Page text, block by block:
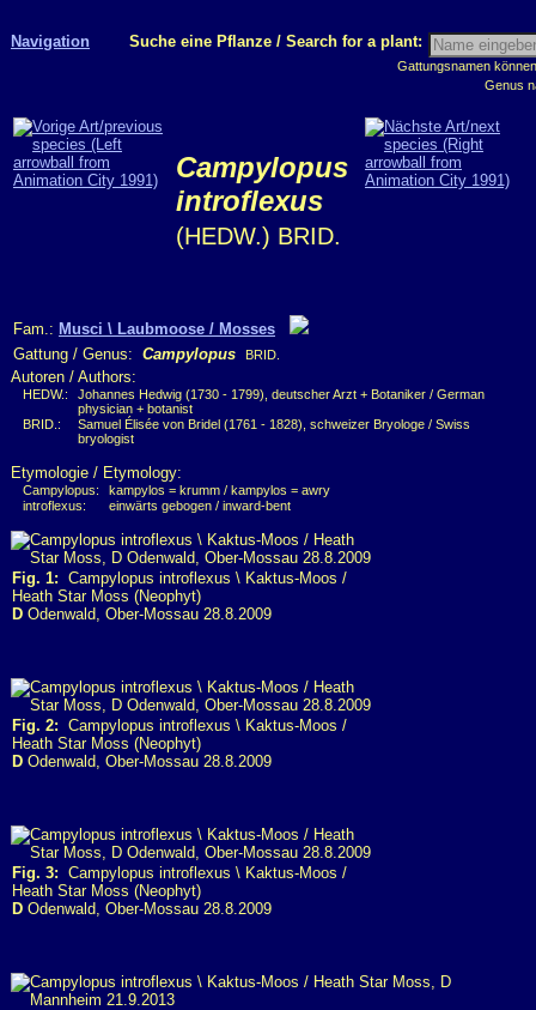
Navigation Suche eine Pflanze / Search for a plant:
Gattungsnamen
Genus
Campylopus
introflexus
(HEDW.) BRID.
Fam.: Musci \ Laubmoose / Mosses
Gattung / Genus: Campylopus BRID.
Autoren / Authors:
HEDW.:
Johannes Hedwig (1730 - 1799), deutscher Arzt + Botaniker / German
physician + botanist
BRID.:
Samuel Élisée von Bridel (1761 - 1828), schweizer Bryologe / Swiss
bryologist
Etymologie / Etymology:
Campylopus:
kampylos = krumm / kampylos = awry
introflexus:
einwärts gebogen / inward-bent
Fig. 1: Campylopus introflexus \ Kaktus-Moos /
Heath Star Moss (Neophyt)
D Odenwald, Ober-Mossau 28.8.2009
Fig. 2: Campylopus introflexus \ Kaktus-Moos /
Heath Star Moss (Neophyt)
D Odenwald, Ober-Mossau 28.8.2009
Fig. 3: Campylopus introflexus \ Kaktus-Moos /
Heath Star Moss (Neophyt)
D Odenwald, Ober-Mossau 28.8.2009